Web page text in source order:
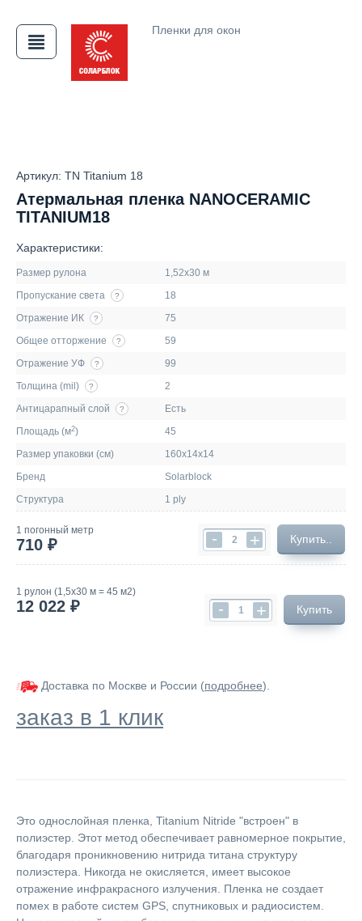
Пленки для окон
Артикул: TN Titanium 18
Атермальная пленка NANOCERAMIC
TITANIUM18
Характеристики:
Размер рулона
1,52х30 м
Пропускание света
?
18
Отражение ИК
?
75
Общее отторжение
?
59
Отражение УФ
?
99
Толщина (mil)
?
2
Антицарапный слой
?
Есть
Площадь (м2)
45
Размер упаковки (см)
160х14х14
Бренд
Solarblock
Структура
1 ply
1 погонный метр
710 ₽ - + Купить..
1 рулон (1,5х30 м = 45 м2)
12 022 ₽ - + Купить
Доставка по Москве и России (подробнее).
заказ в 1 клик
Это однослойная пленка, Titanium Nitride "встроен" в
полиэстер. Этот метод обеспечивает равномерное покрытие,
благодаря проникновению нитрида титана структуру
полиэстера. Никогда не окисляется, имеет высокое
отражение инфракрасного излучения. Пленка не создает
помех в работе систем GPS, спутниковых и радиосистем.